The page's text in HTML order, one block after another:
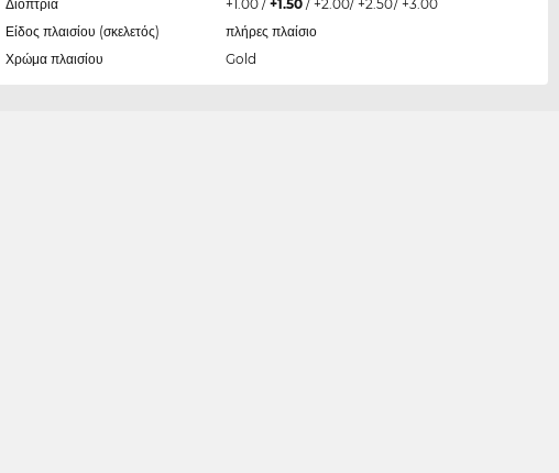
Διοπτρία
+1.00 / +1.50 / +2.00/ +2.50/ +3.00
Είδος πλαισίου (σκελετός)
πλήρες πλαίσιο
Χρώμα πλαισίου
Gold